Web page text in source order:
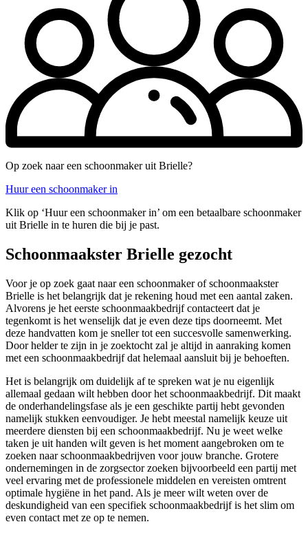
Op zoek naar een schoonmaker uit Brielle?
Huur een schoonmaker in
Klik op ‘Huur een schoonmaker in’ om een betaalbare schoonmaker
uit Brielle in te huren die bij je past.
Schoonmaakster Brielle gezocht
Voor je op zoek gaat naar een schoonmaker of schoonmaakster
Brielle is het belangrijk dat je rekening houd met een aantal zaken.
Alvorens je het eerste schoonmaakbedrijf contacteert dat je
tegenkomt is het wenselijk dat je even deze tips doorneemt. Met
deze handvatten kom je sneller tot een succesvolle samenwerking.
Door helder te zijn in je zoektocht zal je altijd in aanraking komen
met een schoonmaakbedrijf dat helemaal aansluit bij je behoeften.
Het is belangrijk om duidelijk af te spreken wat je nu eigenlijk
allemaal gedaan wilt hebben door het schoonmaakbedrijf. Dit maakt
de onderhandelingsfase als je een geschikte partij hebt gevonden
namelijk stukken eenvoudiger. Je hebt meestal namelijk keuze uit
meerdere diensten bij een schoonmaakbedrijf. Nu je weet welke
taken je uit handen wilt geven is het moment aangebroken om te
zoeken naar schoonmaakbedrijven voor jouw branche. Grotere
ondernemingen in de zorgsector zoeken bijvoorbeeld een partij met
veel ervaring met de professionele middelen en vereisten omtrent
optimale hygiëne in het pand. Als je meer wilt weten over de
deskundigheid van een specifiek schoonmaakbedrijf is het slim om
even contact met ze op te nemen.